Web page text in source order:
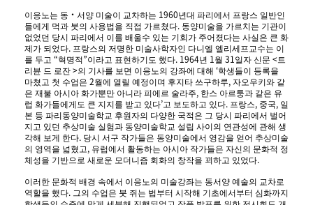
이응노는 동 ‧ 서양 미술이 교차하는 1960년대 파리에서 프랑스 일반인
들에게 먹과 붓의 사용법을 직접 가르쳤다. 동양미술을 가르치는 기관이
없었던 당시 파리에서 이를 배울수 있는 기회가 주어졌다는 사실은 큰 화
제가 되었다. 프랑스의 저명한 미술사학자인 다니엘 엘리세프교수는 이
를 두고 “혁명적 ”이라고 표현하기도 했다. 1964년 1월 31일자 신문 <트
리뷴 드 로잔 >의 기사를 보면 이응노의 강좌에 대해 ‘학생들이 등록을
마쳤고 첫 수업은 2월에 열릴 예정이며 후지타 쓰구하루, 자오우키와 같
은 재불 아시아 화가뿐만 아니라 피에르 술라주, 한스 아르퉁과 같은 유
럽 화가들에게도 큰 지지를 받고 있다’고 보도하고 있다. 프랑스, 중국, 일
본 등 파리동양미술학교 후원자의 다양한 국적은 그 당시 파리에서 벌어
지고 있던 추상미술 실험과 동양미술학교 설립 사이의 연관성에 관해 생
각해 보게 한다. 당시 서구 작가들은 동양미술에서 영감을 얻어 추상미술
의 영역을 넓혔고, 유럽에서 활동하는 아시아 작가들은 자신의 문화적 정
체성을 기반으로 새로운 모더니즘 회화의 창작을 꾀하고 있었다.
이러한 문화적 배경 속에서 이응노의 미술강좌는 동서양 예술의 교차로
역할을 했다. 그의 수업은 붓 쥐는 법부터 시작해 기초에서부터 심화까지